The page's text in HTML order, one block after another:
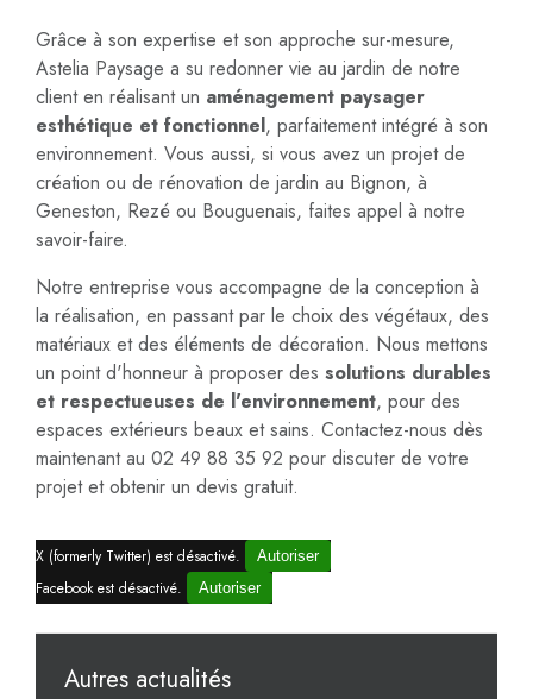
Grâce à son expertise et son approche sur-mesure,
Astelia Paysage a su redonner vie au jardin de notre
client en réalisant un aménagement paysager
esthétique et fonctionnel, parfaitement intégré à son
environnement. Vous aussi, si vous avez un projet de
création ou de rénovation de jardin au Bignon, à
Geneston, Rezé ou Bouguenais, faites appel à notre
savoir-faire.
Notre entreprise vous accompagne de la conception à
la réalisation, en passant par le choix des végétaux, des
matériaux et des éléments de décoration. Nous mettons
un point d'honneur à proposer des solutions durables
et respectueuses de l'environnement, pour des
espaces extérieurs beaux et sains. Contactez-nous dès
maintenant au 02 49 88 35 92 pour discuter de votre
projet et obtenir un devis gratuit.
X (formerly Twitter) est désactivé. Autoriser
Facebook est désactivé. Autoriser
Autres actualités